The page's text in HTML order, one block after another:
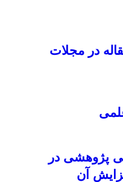
در مجلات
پژوهشی در
آن